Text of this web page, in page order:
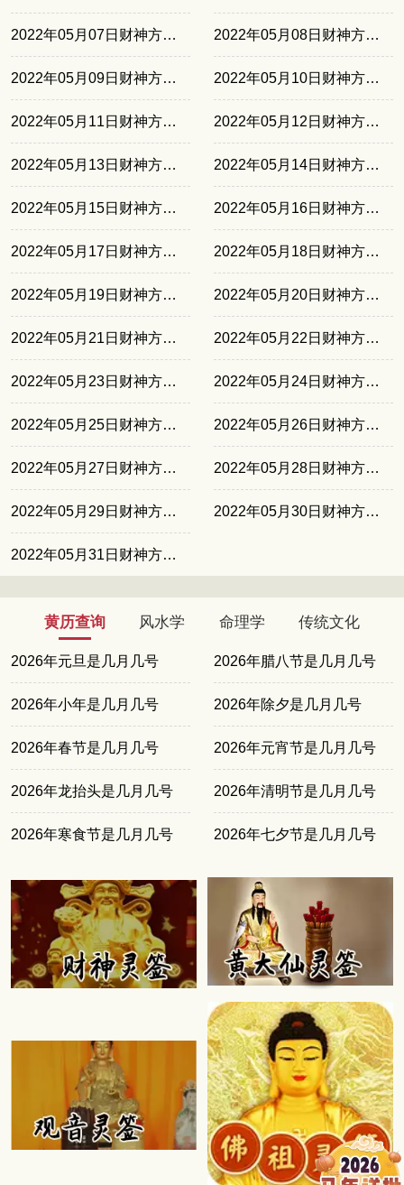
2022年05月07日财神方位正东 2022年05月08日财神方位正东
2022年05月09日财神方位正南 2022年05月10日财神方位正南
2022年05月11日财神方位东北 2022年05月12日财神方位东北
2022年05月13日财神方位西南 2022年05月14日财神方位西南
2022年05月15日财神方位正北 2022年05月16日财神方位正北
2022年05月17日财神方位正东 2022年05月18日财神方位正东
2022年05月19日财神方位正南 2022年05月20日财神方位正南
2022年05月21日财神方位东北 2022年05月22日财神方位东北
2022年05月23日财神方位西南 2022年05月24日财神方位西南
2022年05月25日财神方位正北 2022年05月26日财神方位正北
2022年05月27日财神方位正东 2022年05月28日财神方位正东
2022年05月29日财神方位正南 2022年05月30日财神方位正南
2022年05月31日财神方位东北
黄历查询 风水学 命理学 传统文化
2026年元旦是几月几号 2026年腊八节是几月几号
2026年小年是几月几号 2026年除夕是几月几号
2026年春节是几月几号 2026年元宵节是几月几号
2026年龙抬头是几月几号 2026年清明节是几月几号
2026年寒食节是几月几号 2026年七夕节是几月几号